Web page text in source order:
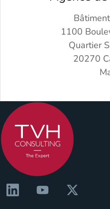
1100
Quartier
20270